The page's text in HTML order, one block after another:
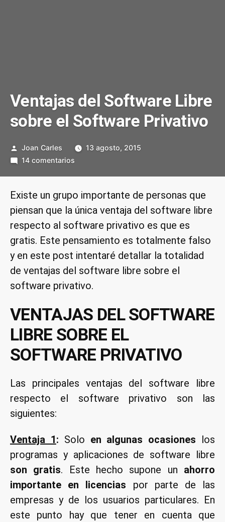
Ventajas del Software Libre
sobre el Software Privativo
Publicado
por
Joan Carles
13 agosto, 2015
14 comentarios
Software
Libre
sobre
Privativo
Existe un grupo importante de personas que
piensan que la única ventaja del software libre
respecto al software privativo es que es
gratis. Este pensamiento es totalmente falso
y en este post intentaré detallar la totalidad
de ventajas del software libre sobre el
software privativo.
VENTAJAS DEL SOFTWARE
LIBRE SOBRE EL
SOFTWARE PRIVATIVO
Las principales ventajas del software libre
respecto el software privativo son las
siguientes:
Ventaja 1: Solo en algunas ocasiones los
programas y aplicaciones de software libre
son gratis. Este hecho supone un ahorro
importante en licencias por parte de las
empresas y de los usuarios particulares. En
este punto hay que tener en cuenta que